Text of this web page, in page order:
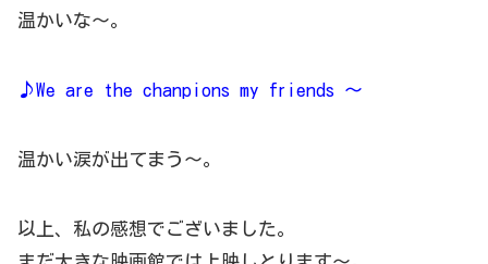
温かいな～。
♪We are the chanpions my friends ～
温かい涙が出てまう～。
以上、私の感想でございました。